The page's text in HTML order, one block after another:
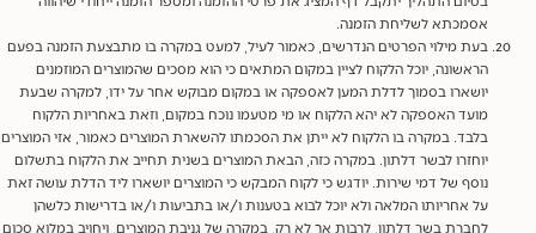
אסמכתא לשליחת הזמנה.
בעת מילוי הפרטים הנדרשים, כאמור לעיל, למעט במקרה בו מתבצעת הזמנה בפעם
הראשונה, יוכל הלקוח לציין במקום המתאים כי הוא מסכים שהמוצרים המוזמנים
יושארו בסמוך לדלת המען לאספקה או במקום מבוקש אחר על ידו, למקרה שבעת
מועד האספקה לא יהא הלקוח או מי מטעמו נוכח במקום, וזאת באחריות הלקוח
בלבד. במקרה בו הלקוח לא ייתן את הסכמתו להשארת המוצרים כאמור, אזי המוצרים
יוחזרו לבשר דלתון. במקרה כזה, הבאת המוצרים בשנית תחייב את הלקוח בתשלום
נוסף של דמי שירות. יודגש כי לקוח המבקש כי המוצרים יושארו ליד הדלת עושה זאת
על אחריותו המלאה ולא יוכל לבוא בטענות ו/או בתביעות ו/או בדרישות כלשהן
לחברת בשר דלתון, לרבות אך לא רק, במקרה של גניבת המוצרים, ויחויב במלוא סכום